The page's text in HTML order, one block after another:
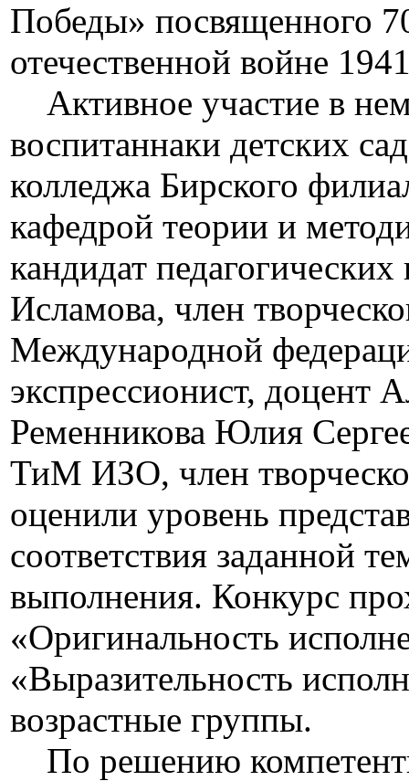
Победы» посвященного
отечественной войне
Активное участие в
воспитаннаки детских
колледжа Бирского
кафедрой теории и
кандидат
Исламова, член
Международной
экспрессионист, доцент
Ременникова Юлия
ТиМ ИЗО, член
оценили уровень
соответствия заданной
выполнения. Конкурс
«Оригинальность
«Выразительность
возрастные группы.
По решению